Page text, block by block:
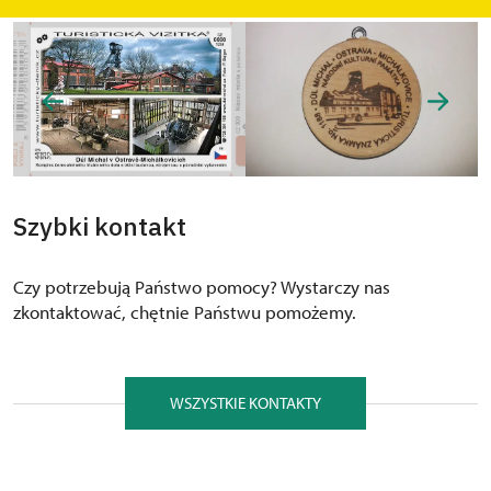
Szybki kontakt
Czy potrzebują Państwo pomocy? Wystarczy nas
zkontaktować, chętnie Państwu pomożemy.
WSZYSTKIE KONTAKTY